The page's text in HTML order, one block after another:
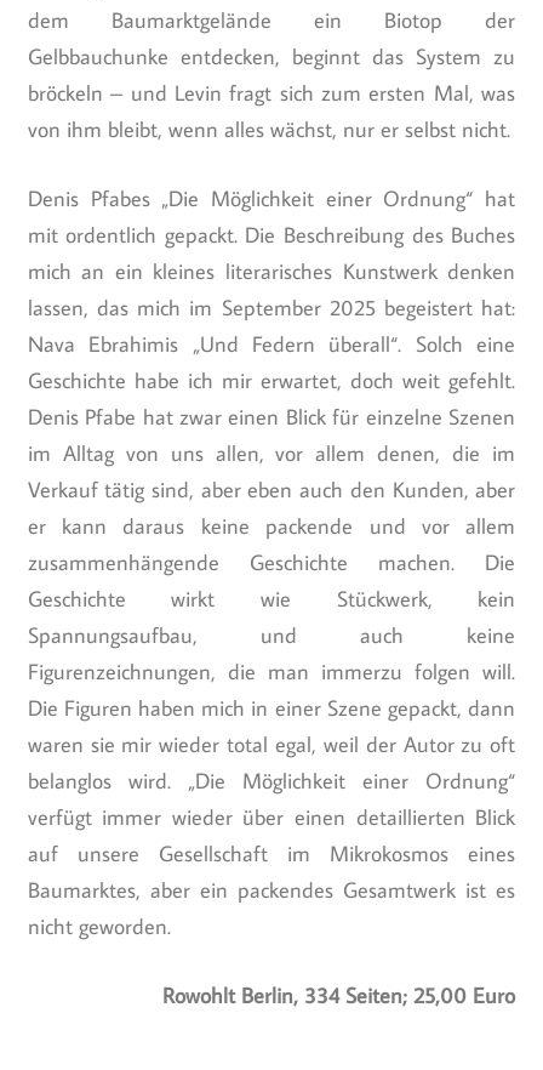
dem Baumarktgelände ein Biotop der
Gelbbauchunke entdecken, beginnt das System zu
bröckeln – und Levin fragt sich zum ersten Mal, was
von ihm bleibt, wenn alles wächst, nur er selbst nicht.
Denis Pfabes „Die Möglichkeit einer Ordnung“ hat
mit ordentlich gepackt. Die Beschreibung des Buches
mich an ein kleines literarisches Kunstwerk denken
lassen, das mich im September 2025 begeistert hat:
Nava Ebrahimis „Und Federn überall“. Solch eine
Geschichte habe ich mir erwartet, doch weit gefehlt.
Denis Pfabe hat zwar einen Blick für einzelne Szenen
im Alltag von uns allen, vor allem denen, die im
Verkauf tätig sind, aber eben auch den Kunden, aber
er kann daraus keine packende und vor allem
zusammenhängende Geschichte machen. Die
Geschichte wirkt wie Stückwerk, kein
Spannungsaufbau, und auch keine
Figurenzeichnungen, die man immerzu folgen will.
Die Figuren haben mich in einer Szene gepackt, dann
waren sie mir wieder total egal, weil der Autor zu oft
belanglos wird. „Die Möglichkeit einer Ordnung“
verfügt immer wieder über einen detaillierten Blick
auf unsere Gesellschaft im Mikrokosmos eines
Baumarktes, aber ein packendes Gesamtwerk ist es
nicht geworden.
Rowohlt Berlin, 334 Seiten; 25,00 Euro